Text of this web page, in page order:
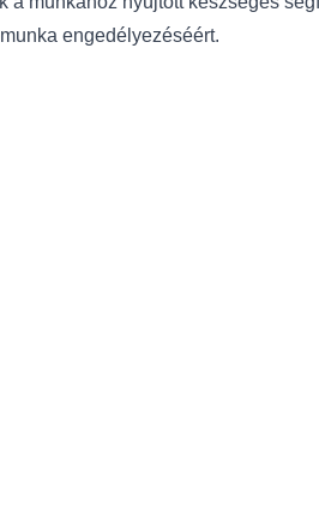
engedélyezéséért.